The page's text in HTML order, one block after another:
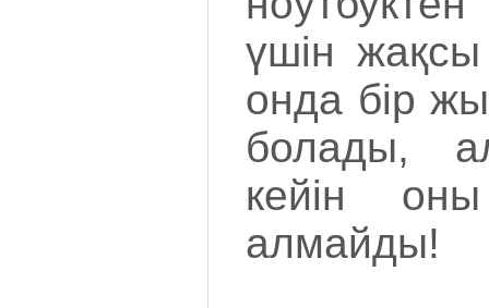
үшін жақсы
онда бір
болады,
кейін
алмайды!